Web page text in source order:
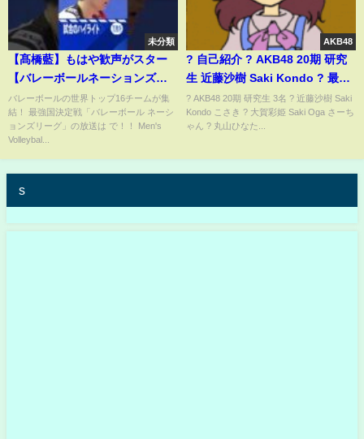
未分類
【髙橋藍】もはや歓声がスター
【バレーボールネーションズリ
ーグ2022】 #shorts
バレーボールの世界トップ16チームが集
結！ 最強国決定戦「バレーボール ネーシ
ョンズリーグ」の放送は で！！ Men's
Volleybal...
AKB48
? 自己紹介 ? AKB48 20期 研究
生 近藤沙樹 Saki Kondo ? 最年
少の中学1年生 12歳 ? #AKB48
#shorts #AKB20期研究生 #村山
彩希 #小栗有以
? AKB48 20期 研究生 3名 ? 近藤沙樹 Saki
Kondo こさき ? 大賀彩姫 Saki Oga さーち
ゃん ? 丸山ひなた...
s